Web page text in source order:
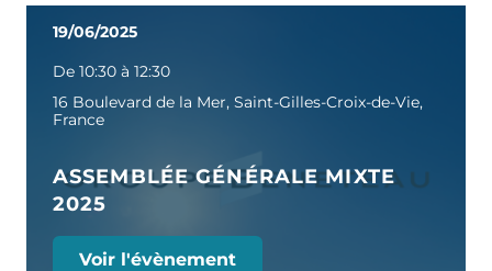
19/06/2025
De 10:30 à 12:30
16 Boulevard de la Mer, Saint-Gilles-Croix-de-Vie,
France
ASSEMBLÉE GÉNÉRALE MIXTE
2025
Voir l'évènement